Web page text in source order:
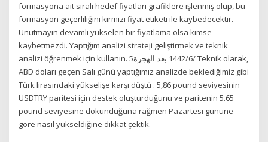
formasyona ait sıralı hedef fiyatları grafiklere işlenmiş olup, bu
formasyon geçerliliğini kırmızı fiyat etiketi ile kaybedecektir.
Unutmayın devamlı yükselen bir fiyatlama olsa kimse
kaybetmezdi. Yaptığım analizi strateji geliştirmek ve teknik
analizi öğrenmek için kullanın. 5‏‏/6‏‏/1442 بعد الهجرة Teknik olarak,
ABD doları geçen Salı günü yaptığımız analizde beklediğimiz gibi
Türk lirasındaki yükselişe karşı düştü . 5,86 pound seviyesinin
USDTRY paritesi için destek oluşturduğunu ve paritenin 5.65
pound seviyesine dokunduğuna rağmen Pazartesi gününe
göre nasıl yükseldiğine dikkat çektik.